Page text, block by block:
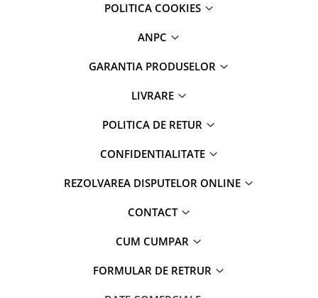
POLITICA COOKIES
ANPC
GARANTIA PRODUSELOR
LIVRARE
POLITICA DE RETUR
CONFIDENTIALITATE
REZOLVAREA DISPUTELOR ONLINE
CONTACT
CUM CUMPAR
FORMULAR DE RETRUR